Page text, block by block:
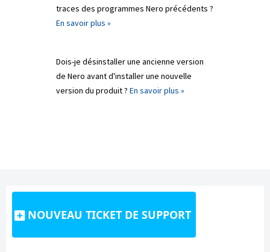
traces des programmes Nero précédents ?
En savoir plus »
Dois-je désinstaller une ancienne version
de Nero avant d'installer une nouvelle
version du produit ? En savoir plus »
NOUVEAU TICKET DE SUPPORT